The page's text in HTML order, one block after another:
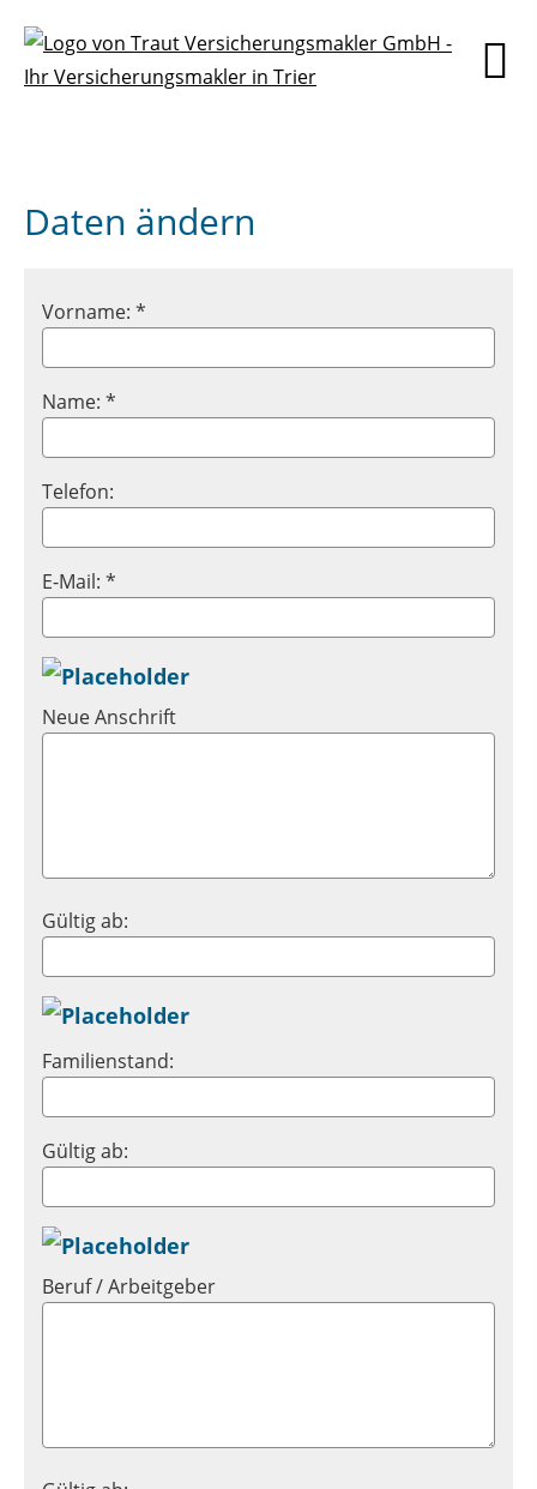
Daten ändern
Vorname: *
Name: *
Telefon:
E-Mail: *
Neue Anschrift
Gültig ab:
Familienstand:
Gültig ab:
Beruf / Arbeitgeber